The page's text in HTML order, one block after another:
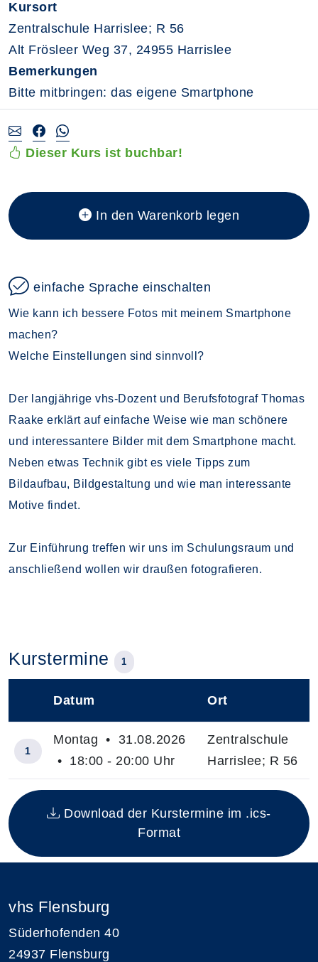
Kursort
Zentralschule Harrislee; R 56
Alt Frösleer Weg 37, 24955 Harrislee
Bemerkungen
Bitte mitbringen: das eigene Smartphone
Dieser Kurs ist buchbar!
In den Warenkorb legen
einfache Sprache einschalten
Wie kann ich bessere Fotos mit meinem Smartphone
machen?
Welche Einstellungen sind sinnvoll?
Der langjährige vhs-Dozent und Berufsfotograf Thomas
Raake erklärt auf einfache Weise wie man schönere
und interessantere Bilder mit dem Smartphone macht.
Neben etwas Technik gibt es viele Tipps zum
Bildaufbau, Bildgestaltung und wie man interessante
Motive findet.
Zur Einführung treffen wir uns im Schulungsraum und
anschließend wollen wir draußen fotografieren.
Kurstermine 1
Insgesamt gibt es 1 Termine zum diesen Kurs
Datum Ort
1
Montag • 31.08.2026
• 18:00 - 20:00 Uhr
Zentralschule
Harrislee; R 56
Download der Kurstermine im .ics-
Format
vhs Flensburg
Süderhofenden 40
24937 Flensburg